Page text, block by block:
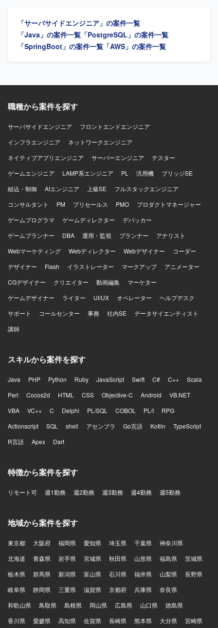
した開発経験を積むことができます。 【開発環境】 バック
エンドはJava（Springboot）、フロントエンドは
TypeScript（React）、インフラはAWS、データベースは
PostgreSQLを使用します。
「サーバサイドエンジニア」の案件一覧
「Java」の案件一覧 「PostgreSQL」の案件一覧
「SpringBoot」の案件一覧 「AWS」の案件一覧
職種から案件を探す
サーバサイドエンジニア
フロントエンドエンジニア
インフラエンジニア
ネットワークエンジニア
ネイティブアプリエンジニア
サーバーエンジニア
テスター
ゲームエンジニア
LAMP系エンジニア PL 汎用機
ブリッジSE
組込・制御
AIエンジニア 上級SE
フルスタックエンジニア
コンサルタント
PM プリセールス PMO
プロダクトマネージャー
ゲームプログラマ
ゲームディレクター
デバッカー
ゲームプランナー
DBA 運用・監視 プランナー
アナリスト
Webマーケティング
Webディレクター Webデザイナー
コーダー
デザイナー
Flash イラストレーター マークアップ
アニメーター
CGデザイナー
クリエイター 動画編集
マーケター
ゲームデザイナー
ライター UI/UX オペレーター
ヘルプデスク
サポート
コールセンター 事務 社内SE
データサイエンティスト
講師
スキルから案件を探す
Java PHP Python Ruby JavaScript Swift C# C++
Scala
Perl
Cocos2d HTML CSS Objective-C Android
VB.NET
VBA
VC++ C Delphi PL/SQL COBOL PL/I
RPG
Actionscript
SQL shell アセンブラ Go言語 Kotlin
TypeScript
R言語
Apex Dart
特徴から案件を探す
リモート可 週1勤務 週2勤務 週3勤務 週4勤務 週5勤務
地域から案件を探す
東京都 大阪府 福岡県 愛知県 埼玉県 千葉県
神奈川県
北海道
青森県 岩手県 宮城県 秋田県 山形県 福島県
茨城県
栃木県
群馬県 新潟県 富山県 石川県 福井県 山梨県
長野県
岐阜県
静岡県 三重県 滋賀県 京都府 兵庫県
奈良県
和歌山県
鳥取県 島根県 岡山県 広島県 山口県
徳島県
香川県
愛媛県 高知県 佐賀県 長崎県 熊本県 大分県 宮崎県